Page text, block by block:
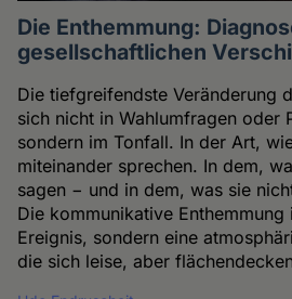
Die Enthemmung:
gesellschaftlichen
Die tiefgreifendste Veränderung
sich nicht in Wahlumfragen oder
sondern im Tonfall. In der Art,
miteinander sprechen. In dem,
sagen − und in dem, was sie
Die kommunikative
Ereignis, sondern eine
die sich leise, aber